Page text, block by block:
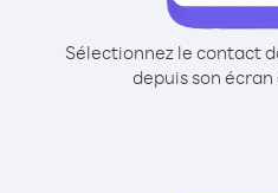
Sélectionnez le contact
depuis son